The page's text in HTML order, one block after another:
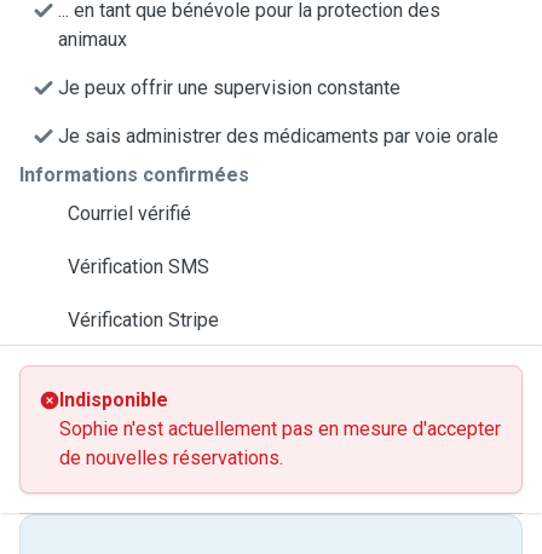
... en tant que bénévole pour la protection des
animaux
Je peux offrir une supervision constante
Je sais administrer des médicaments par voie orale
Informations confirmées
Courriel vérifié
Vérification SMS
Vérification Stripe
Indisponible
Sophie n'est actuellement pas en mesure d'accepter
de nouvelles réservations.